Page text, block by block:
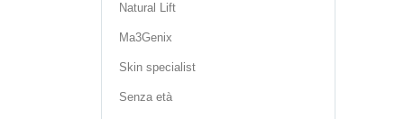
Natural Lift
Ma3Genix
Skin specialist
Senza età